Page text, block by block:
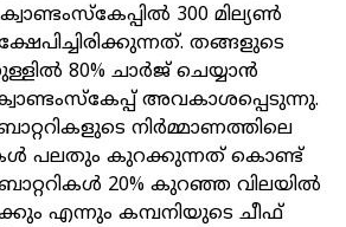
300 മില്യൺ
തങ്ങളുടെ
80% ചാർജ് ചെയ്യാൻ
അവകാശപ്പെടുന്നു.
നിര്‍മ്മാണത്തിലെ
പലതും കുറക്കുന്നത് കൊണ്ട്
20% കുറഞ്ഞ വിലയിൽ
എന്നും കമ്പനിയുടെ ചീഫ്